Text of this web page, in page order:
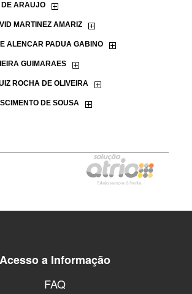
Acesso a Informação
FAQ